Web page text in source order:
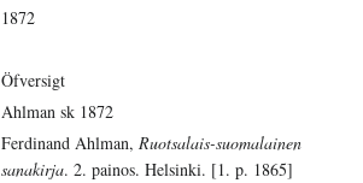
1872
Öfversigt
Ahlman sk 1872
Ferdinand Ahlman, Ruotsalais-suomalainen
sanakirja. 2. painos. Helsinki. [1. p. 1865]